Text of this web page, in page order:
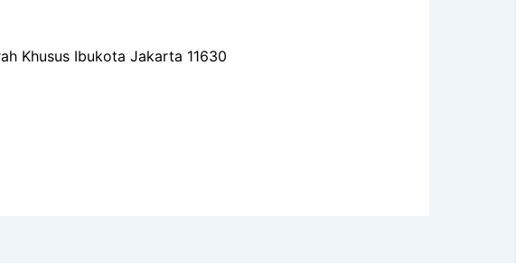
Khusus Ibukota Jakarta 11630